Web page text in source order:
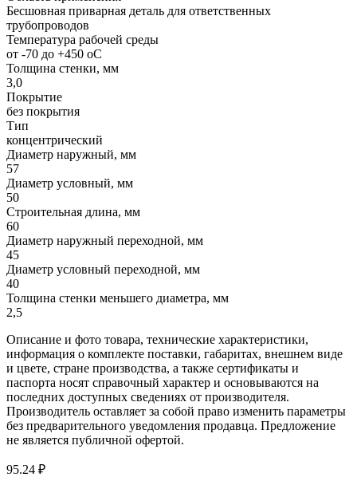
Бесшовная приварная деталь для ответственных
трубопроводов
Температура рабочей среды
от -70 до +450 oC
Толщина стенки, мм
3,0
Покрытие
без покрытия
Тип
концентрический
Диаметр наружный, мм
57
Диаметр условный, мм
50
Строительная длина, мм
60
Диаметр наружный переходной, мм
45
Диаметр условный переходной, мм
40
Толщина стенки меньшего диаметра, мм
2,5
Описание и фото товара, технические характеристики,
информация о комплекте поставки, габаритах, внешнем виде
и цвете, стране производства, а также сертификаты и
паспорта носят справочный характер и основываются на
последних доступных сведениях от производителя.
Производитель оставляет за собой право изменить параметры
без предварительного уведомления продавца. Предложение
не является публичной офертой.
95.24 ₽